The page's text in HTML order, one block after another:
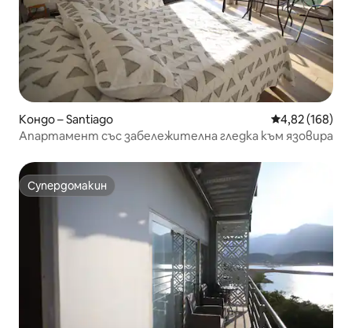
Кондо – Santiago Средна
4,82 (168)
Апартамент със забележителна гледка към язовира
Супердомакин
Супердомакин